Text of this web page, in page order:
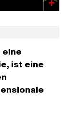
eine
ist eine